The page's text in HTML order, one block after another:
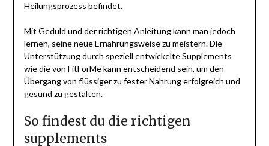
Heilungsprozess befindet.
Mit Geduld und der richtigen Anleitung kann man jedoch
lernen, seine neue Ernährungsweise zu meistern. Die
Unterstützung durch speziell entwickelte Supplements
wie die von FitForMe kann entscheidend sein, um den
Übergang von flüssiger zu fester Nahrung erfolgreich und
gesund zu gestalten.
So findest du die richtigen
supplements